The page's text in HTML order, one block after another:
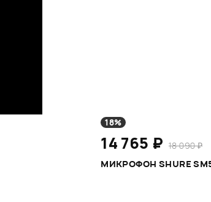
18%
14 765 ₽ 18 090 ₽
МИКРОФОН SHURE